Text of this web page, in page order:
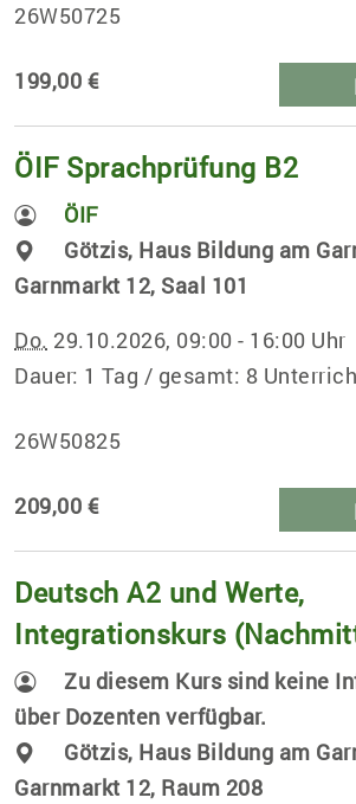
26W50725
199,00 €
ÖIF Sprachprüfung B2
ÖIF
Götzis, Haus Bildung am
Garnmarkt 12, Saal 101
Do. 29.10.2026, 09:00 - 16:00 Uhr
Dauer: 1 Tag / gesamt: 8
26W50825
209,00 €
Deutsch A2 und Werte,
Integrationskurs
Zu diesem Kurs sind keine
über Dozenten verfügbar.
Götzis, Haus Bildung am
Garnmarkt 12, Raum 208